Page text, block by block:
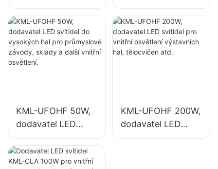
svítidel do
vysokých hal pro
průmyslové
závody, sklady a
další vnitřní
svítidel pro vnitřní
osvětlení
průmyslových
závodů, tělocvičen
KML-UFOHF 50W,
dodavatel LED
svítidel do
vysokých hal pro
průmyslové
KML-UFOHF 200W,
dodavatel LED
svítidel pro vnitřní